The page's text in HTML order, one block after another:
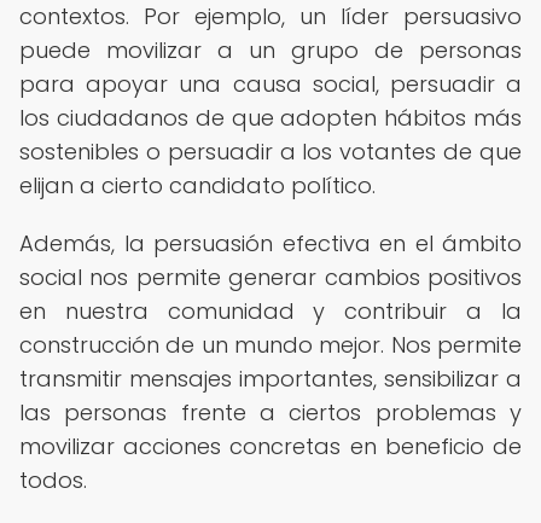
contextos. Por ejemplo, un líder persuasivo
puede movilizar a un grupo de personas
para apoyar una causa social, persuadir a
los ciudadanos de que adopten hábitos más
sostenibles o persuadir a los votantes de que
elijan a cierto candidato político.
Además, la persuasión efectiva en el ámbito
social nos permite generar cambios positivos
en nuestra comunidad y contribuir a la
construcción de un mundo mejor. Nos permite
transmitir mensajes importantes, sensibilizar a
las personas frente a ciertos problemas y
movilizar acciones concretas en beneficio de
todos.